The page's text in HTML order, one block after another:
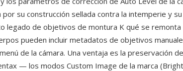
su construcción sellada contra la intemperie y su
legado de objetivos de montura K qué se
pueden incluir metadatos de objetivos
de la cámara. Una ventaja es la preservación
— los modos Custom Image de la marca